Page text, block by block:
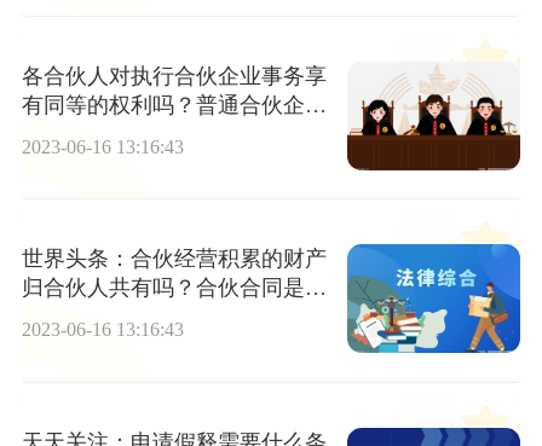
各合伙人对执行合伙企业事务享
有同等的权利吗？普通合伙企业
2023-06-16 13:16:43
世界头条：合伙经营积累的财产
归合伙人共有吗？合伙合同是否
有法律效力要如何确定？
2023-06-16 13:16:43